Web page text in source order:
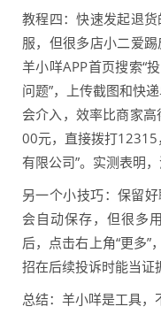
教程四：快速发起退
服，但很多店小二爱
羊小咩APP首页搜索“
问题”，上传截图和快
会介入，效率比商家
00元，直接拨打12315
有限公司”。实测表明
另一个小技巧：保留
会自动保存，但很多
后，点击右上角“更多”
招在后续投诉时能当证
总结：羊小咩是工具，